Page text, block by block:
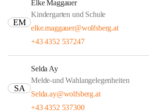
EM
Elke Maggauer
Kindergarten und Schule
elke.maggauer@wolfsberg.at
+43 4352 537247
SA
Selda Ay
Melde-und Wahlangelegenheiten
Selda.ay@wolfsberg.at
+43 4352 537300